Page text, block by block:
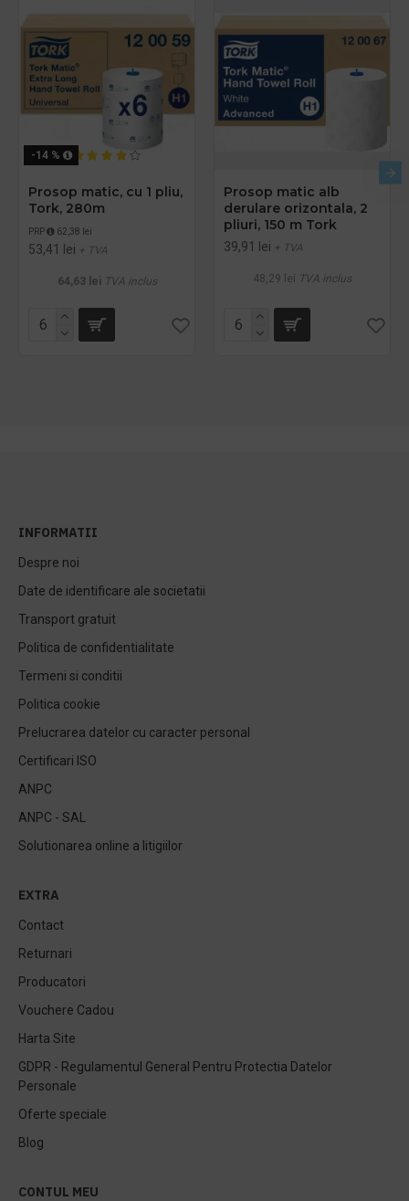
-14 %
Prosop matic, cu 1 pliu,
Tork, 280m
PRP 62,38 lei
53,41 lei + TVA
64,63 lei TVA inclus
Prosop matic alb
derulare orizontala, 2
pliuri, 150 m Tork
39,91 lei + TVA
48,29 lei TVA inclus
INFORMATII
Despre noi
Date de identificare ale societatii
Transport gratuit
Politica de confidentialitate
Termeni si conditii
Politica cookie
Prelucrarea datelor cu caracter personal
Certificari ISO
ANPC
ANPC - SAL
Solutionarea online a litigiilor
EXTRA
Contact
Returnari
Producatori
Vouchere Cadou
Harta Site
GDPR - Regulamentul General Pentru Protectia Datelor
Personale
Oferte speciale
Blog
CONTUL MEU